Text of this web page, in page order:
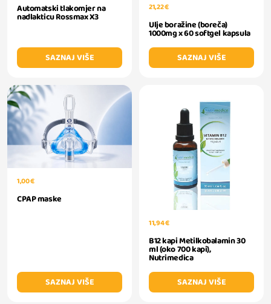
Automatski tlakomjer na
nadlakticu Rossmax X3
SAZNAJ VIŠE
21,22 €
Ulje boražine (boreča)
1000mg x 60 softgel kapsula
SAZNAJ VIŠE
1,00 €
CPAP maske
SAZNAJ VIŠE
11,94 €
B12 kapi Metilkobalamin 30
ml (oko 700 kapi),
Nutrimedica
SAZNAJ VIŠE